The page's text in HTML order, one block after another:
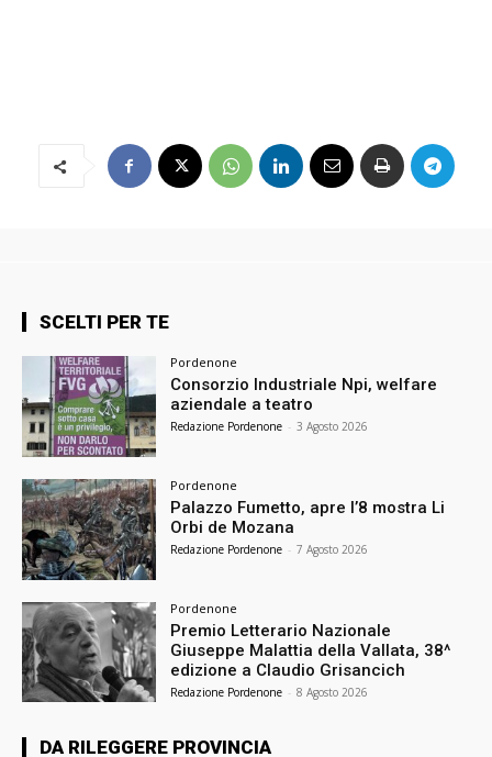
SCELTI PER TE
Pordenone
Consorzio Industriale Npi, welfare
aziendale a teatro
Redazione Pordenone - 3 Agosto 2026
Pordenone
Palazzo Fumetto, apre l’8 mostra Li
Orbi de Mozana
Redazione Pordenone - 7 Agosto 2026
Pordenone
Premio Letterario Nazionale
Giuseppe Malattia della Vallata, 38^
edizione a Claudio Grisancich
Redazione Pordenone - 8 Agosto 2026
DA RILEGGERE PROVINCIA